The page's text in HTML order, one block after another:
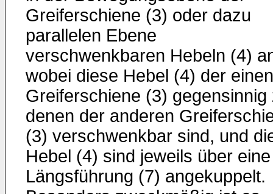
Greiferschiene (3) oder dazu
parallelen Ebene
verschwenkbaren Hebeln (4)
wobei diese Hebel (4) der einen
Greiferschiene (3) gegensinnig
denen der anderen
(3) verschwenkbar sind, und
Hebel (4) sind jeweils über eine
Längsführung (7) angekuppelt.